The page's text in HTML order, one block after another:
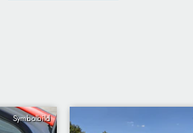
Symbolbild